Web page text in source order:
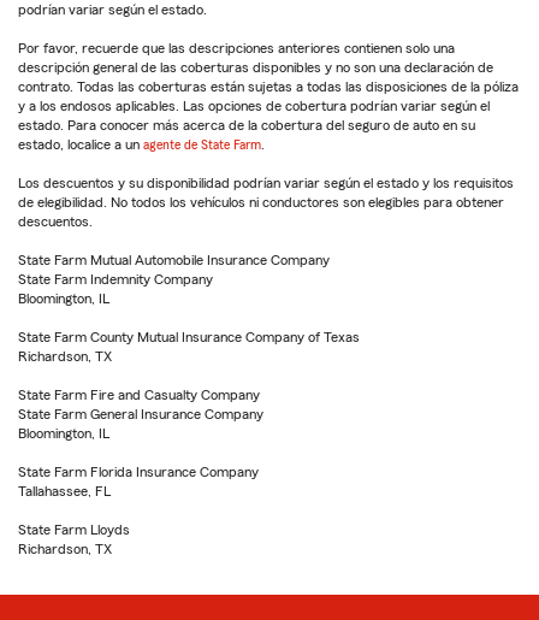
podrían variar según el estado.
Por favor, recuerde que las descripciones anteriores contienen solo una
descripción general de las coberturas disponibles y no son una declaración de
contrato. Todas las coberturas están sujetas a todas las disposiciones de la póliza
y a los endosos aplicables. Las opciones de cobertura podrían variar según el
estado. Para conocer más acerca de la cobertura del seguro de auto en su
estado, localice a un agente de State Farm
Los descuentos y su disponibilidad podrían variar según el estado y los requisitos
de elegibilidad. No todos los vehículos ni conductores son elegibles para obtener
descuentos.
State Farm Mutual Automobile Insurance Company
State Farm Indemnity Company
Bloomington, IL
State Farm County Mutual Insurance Company of Texas
Richardson, TX
State Farm Fire and Casualty Company
State Farm General Insurance Company
Bloomington, IL
State Farm Florida Insurance Company
Tallahassee, FL
State Farm Lloyds
Richardson, TX